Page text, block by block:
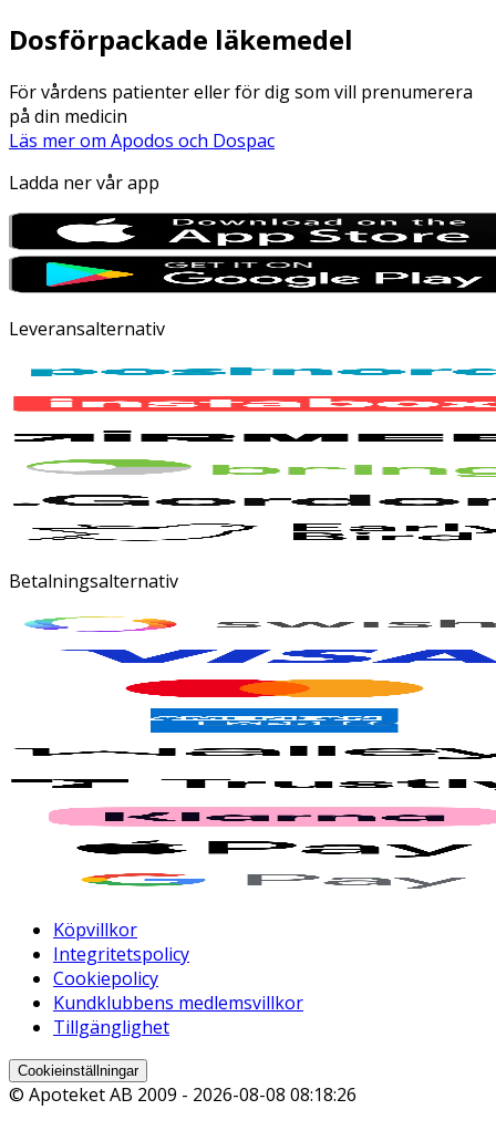
Dosförpackade läkemedel
För vårdens patienter eller för dig som vill prenumerera
på din medicin
Läs mer om Apodos och Dospac
Ladda ner vår app
Leveransalternativ
Betalningsalternativ
Köpvillkor
Integritetspolicy
Cookiepolicy
Kundklubbens medlemsvillkor
Tillgänglighet
Cookieinställningar
© Apoteket AB 2009 - 2026-08-08 08:18:26